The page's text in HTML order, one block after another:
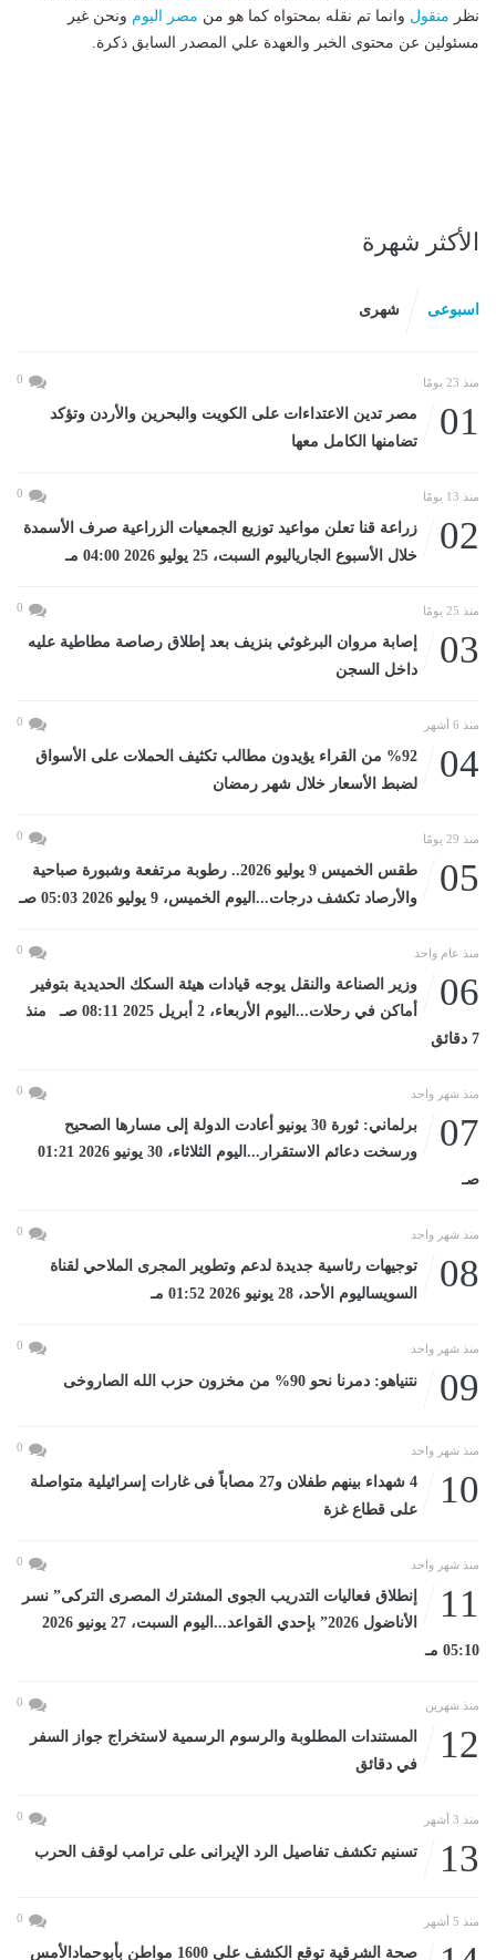
نظر منقول وانما تم نقله بمحتواه كما هو من مصر اليوم ونحن غير
مسئولين عن محتوى الخبر والعهدة علي المصدر السابق ذكرة.
الأكثر شهرة
اسبوعى شهرى
منذ 23 يومًا 0
01
مصر تدين الاعتداءات على الكويت والبحرين والأردن وتؤكد
تضامنها الكامل معها
منذ 13 يومًا 0
02
زراعة قنا تعلن مواعيد توزيع الجمعيات الزراعية صرف الأسمدة
خلال الأسبوع الجارياليوم السبت، 25 يوليو 2026 04:00 مـ
منذ 25 يومًا 0
03
إصابة مروان البرغوثي بنزيف بعد إطلاق رصاصة مطاطية عليه
داخل السجن
منذ 6 أشهر 0
04
%92 من القراء يؤيدون مطالب تكثيف الحملات على الأسواق
لضبط الأسعار خلال شهر رمضان
منذ 29 يومًا 0
05
طقس الخميس 9 يوليو 2026.. رطوبة مرتفعة وشبورة صباحية
والأرصاد تكشف درجات...اليوم الخميس، 9 يوليو 2026 05:03 صـ
منذ عام واحد 0
06
وزير الصناعة والنقل يوجه قيادات هيئة السكك الحديدية بتوفير
أماكن في رحلات...اليوم الأربعاء، 2 أبريل 2025 08:11 صـ منذ
7 دقائق
منذ شهر واحد 0
07
برلماني: ثورة 30 يونيو أعادت الدولة إلى مسارها الصحيح
ورسخت دعائم الاستقرار...اليوم الثلاثاء، 30 يونيو 2026 01:21
صـ
منذ شهر واحد 0
08
توجيهات رئاسية جديدة لدعم وتطوير المجرى الملاحي لقناة
السويساليوم الأحد، 28 يونيو 2026 01:52 مـ
منذ شهر واحد 0
09 نتنياهو: دمرنا نحو 90% من مخزون حزب الله الصاروخى
منذ شهر واحد 0
10
4 شهداء بينهم طفلان و27 مصاباً فى غارات إسرائيلية متواصلة
على قطاع غزة
منذ شهر واحد 0
11
إنطلاق فعاليات التدريب الجوى المشترك المصرى التركى” نسر
الأناضول 2026” بإحدي القواعد...اليوم السبت، 27 يونيو 2026
05:10 مـ
منذ شهرين 0
12
المستندات المطلوبة والرسوم الرسمية لاستخراج جواز السفر
في دقائق
منذ 3 أشهر 0
13 تسنيم تكشف تفاصيل الرد الإيرانى على ترامب لوقف الحرب
منذ 5 أشهر 0
صحة الشرقية توقع الكشف على 1600 مواطن بأبوحمادالأمس